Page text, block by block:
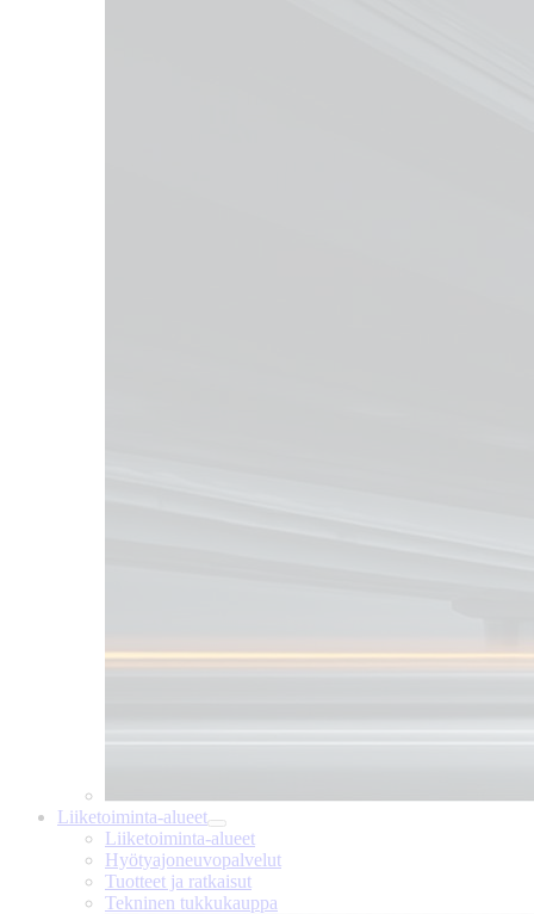
Liiketoiminta-alueet
Liiketoiminta-alueet
Hyötyajoneuvopalvelut
Tuotteet ja ratkaisut
Tekninen tukkukauppa